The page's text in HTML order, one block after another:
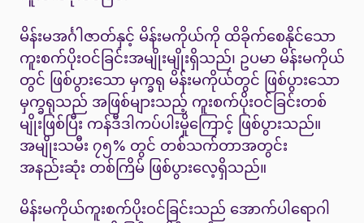
မိန်းမအင်္ဂါဇာတ်နှင့် မိန်းမကိုယ်ကို ထိခိုက်စေနိုင်သော
ကူးစက်ပိုးဝင်ခြင်းအမျိုးမျိုးရှိသည်၊ ဥပမာ မိန်းမကိုယ်
တွင် ဖြစ်ပွားသော မှက္ခရု မိန်းမကိုယ်တွင် ဖြစ်ပွားသော
မှက္ခရုသည် အဖြစ်များသည့် ကူးစက်ပိုးဝင်ခြင်းတစ်
မျိုးဖြစ်ပြီး ကန်ဒီဒါကပ်ပါးမှိုကြောင့် ဖြစ်ပွားသည်။
အမျိုးသမီး ၇၅% တွင် တစ်သက်တာအတွင်း
အနည်းဆုံး တစ်ကြိမ် ဖြစ်ပွားလေ့ရှိသည်။
မိန်းမကိုယ်ကူးစက်ပိုးဝင်ခြင်းသည် အောက်ပါရောဂါ